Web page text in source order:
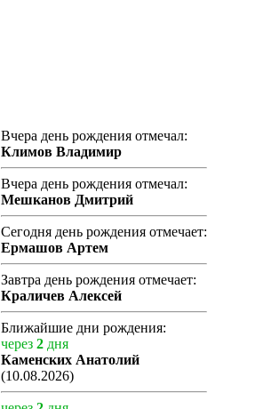
Вчера день рождения отмечал:
Климов Владимир
Вчера день рождения отмечал:
Мешканов Дмитрий
Сегодня день рождения отмечает:
Ермашов Артем
Завтра день рождения отмечает:
Краличев Алексей
Ближайшие дни рождения:
через 2дня
Каменских Анатолий
(10.08.2026)